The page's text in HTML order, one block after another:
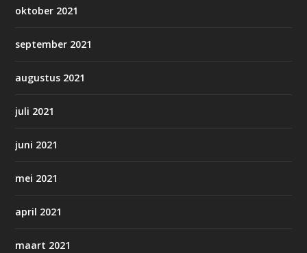
oktober 2021
september 2021
augustus 2021
juli 2021
juni 2021
mei 2021
april 2021
maart 2021